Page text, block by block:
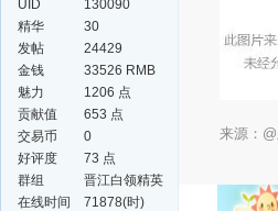
UID
130090
精华
30
发帖
24429
金钱
33526 RMB
魅力
1206 点
贡献值
653 点
交易币
0
好评度
73 点
群组
晋江白领精英
群
在线时间
71878(时)
来源：